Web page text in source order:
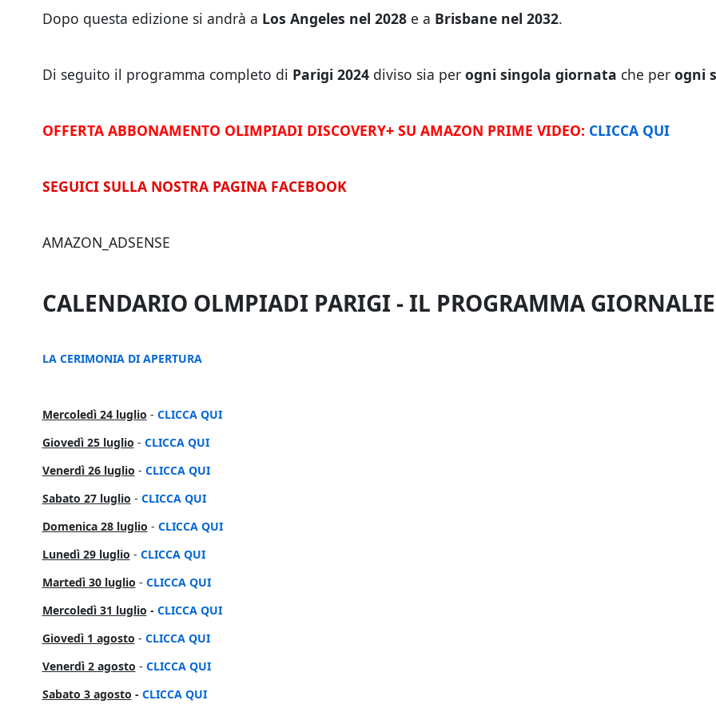
Dopo questa edizione si andrà a Los Angeles nel 2028 e a Brisbane nel 2032.
Di seguito il programma completo di Parigi 2024 diviso sia per ogni singola giornata che per ogni
OFFERTA ABBONAMENTO OLIMPIADI DISCOVERY+ SU AMAZON PRIME VIDEO: CLICCA QUI
SEGUICI SULLA NOSTRA PAGINA FACEBOOK
AMAZON_ADSENSE
CALENDARIO OLMPIADI PARIGI - IL PROGRAMMA
LA CERIMONIA DI APERTURA
Mercoledì 24 luglio - CLICCA QUI
Giovedì 25 luglio - CLICCA QUI
Venerdì 26 luglio - CLICCA QUI
Sabato 27 luglio - CLICCA QUI
Domenica 28 luglio - CLICCA QUI
Lunedì 29 luglio - CLICCA QUI
Martedì 30 luglio - CLICCA QUI
Mercoledì 31 luglio - CLICCA QUI
Giovedì 1 agosto - CLICCA QUI
Venerdì 2 agosto - CLICCA QUI
Sabato 3 agosto - CLICCA QUI